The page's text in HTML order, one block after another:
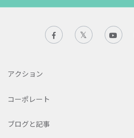
アクション
コーポレート
ブログと記事